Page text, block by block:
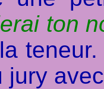
ton
jury